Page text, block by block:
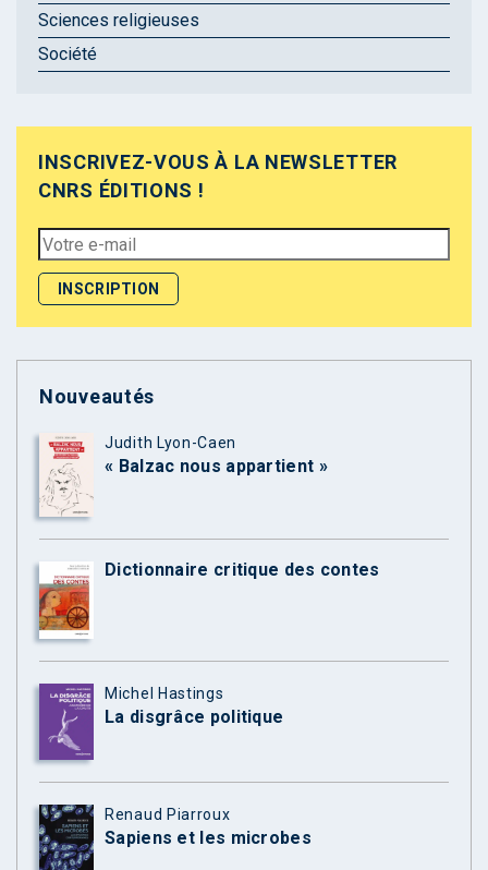
Sciences religieuses
Société
INSCRIVEZ-VOUS À LA NEWSLETTER
CNRS ÉDITIONS !
Nouveautés
Judith Lyon-Caen
« Balzac nous appartient »
Dictionnaire critique des contes
Michel Hastings
La disgrâce politique
Renaud Piarroux
Sapiens et les microbes